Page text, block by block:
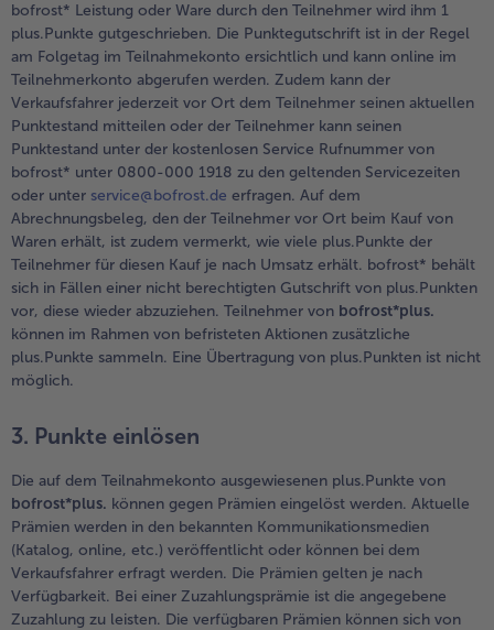
alle Suppeneinlagen
Brot & Brötchen
alle Brot & Brötchen
Kuchen & Torten
alle Kuchen & Torten
Süßspeisen
alle Süßspeisen
Wein & Spirituosen
alle Wein & Spirituosen
Küchenutensilien
alle Confiserie & Feinkost
Für die Heißluftfritteuse
alle Für die Heißluftfritteuse
bofrost*free
alle bofrost*free
bofrost*high Protein
alle bofrost*high Protein
bofrost*plus.
alle bofrost*plus.
Weiterempfehlen &
bofrost* Leistung oder Ware durch den Teilnehmer wird ihm 1
plus.Punkte gutgeschrieben. Die Punktegutschrift ist in der Regel
am Folgetag im Teilnahmekonto ersichtlich und kann online im
Teilnehmerkonto abgerufen werden. Zudem kann der
Verkaufsfahrer jederzeit vor Ort dem Teilnehmer seinen aktuellen
Punktestand mitteilen oder der Teilnehmer kann seinen
Punktestand unter der kostenlosen Service Rufnummer von
bofrost* unter 0800-000 1918 zu den geltenden Servicezeiten
oder unter service@bofrost.de erfragen. Auf dem
Abrechnungsbeleg, den der Teilnehmer vor Ort beim Kauf von
Waren erhält, ist zudem vermerkt, wie viele plus.Punkte der
Teilnehmer für diesen Kauf je nach Umsatz erhält. bofrost* behält
sich in Fällen einer nicht berechtigten Gutschrift von plus.Punkten
vor, diese wieder abzuziehen. Teilnehmer von bofrost*plus.
können im Rahmen von befristeten Aktionen zusätzliche
plus.Punkte sammeln. Eine Übertragung von plus.Punkten ist nicht
möglich.
3. Punkte einlösen
Die auf dem Teilnahmekonto ausgewiesenen plus.Punkte von
bofrost*plus. können gegen Prämien eingelöst werden. Aktuelle
Prämien werden in den bekannten Kommunikationsmedien
(Katalog, online, etc.) veröffentlicht oder können bei dem
Verkaufsfahrer erfragt werden. Die Prämien gelten je nach
Verfügbarkeit. Bei einer Zuzahlungsprämie ist die angegebene
Zuzahlung zu leisten. Die verfügbaren Prämien können sich von